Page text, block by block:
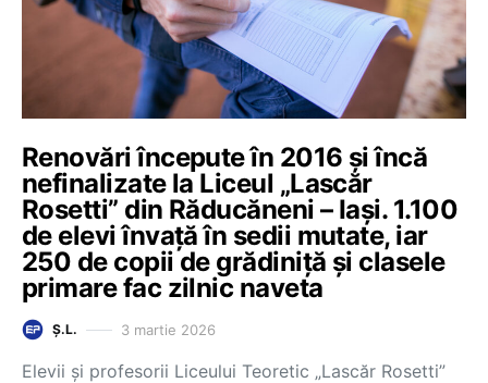
Renovări începute în 2016 și încă
nefinalizate la Liceul „Lascăr
Rosetti” din Răducăneni – Iași. 1.100
de elevi învață în sedii mutate, iar
250 de copii de grădiniță și clasele
primare fac zilnic naveta
Ș.L. 3 martie 2026
Elevii și profesorii Liceului Teoretic „Lascăr Rosetti”